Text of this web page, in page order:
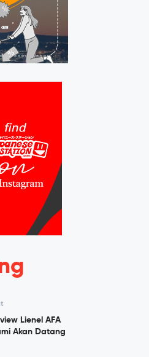
Lienel AFA
Akan Datang